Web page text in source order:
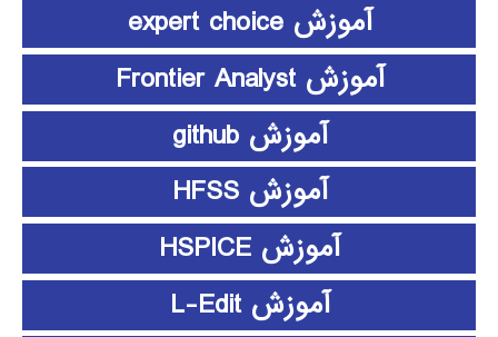
آموزش expert choice
آموزش Frontier Analyst
آموزش github
آموزش HFSS
آموزش HSPICE
آموزش L-Edit